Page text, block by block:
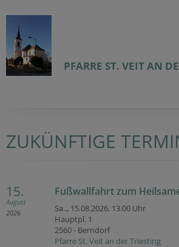
PFARRE ST. VEIT AN
ZUKÜNFTIGE
15.
August
2026
Fußwallfahrt zum
Sa.., 15.08.2026, 13.00 Uhr
Hauptpl. 1
2560 - Berndorf
Pfarre St. Veit an der Triesting